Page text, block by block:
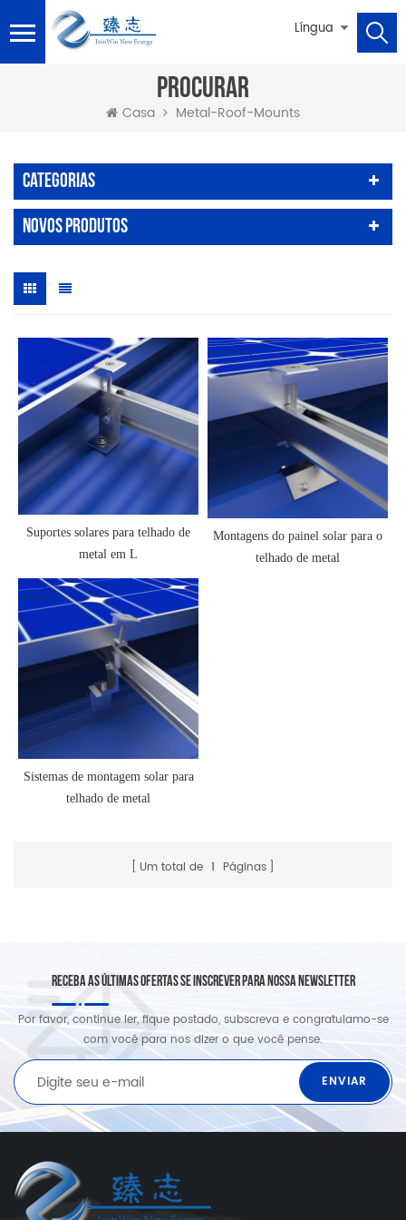
Língua
PROCURAR
Casa Metal-Roof-Mounts
Categorias
Novos Produtos
Suportes solares para telhado de
metal em L
Montagens do painel solar para o
telhado de metal
Sistemas de montagem solar para
telhado de metal
Um total de 1 Páginas
RECEBA AS ÚLTIMAS OFERTAS SE INSCREVER PARA NOSSA NEWSLETTER
Por favor, continue ler, fique postado, subscreva e congratulamo-se
com você para nos dizer o que você pense.